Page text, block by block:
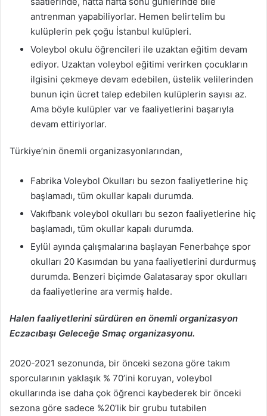
antrenman yapabiliyorlar. Hemen belirtelim bu
kulüplerin pek çoğu İstanbul kulüpleri.
Voleybol okulu öğrencileri ile uzaktan eğitim devam
ediyor. Uzaktan voleybol eğitimi verirken çocukların
ilgisini çekmeye devam edebilen, üstelik velilerinden
bunun için ücret talep edebilen kulüplerin sayısı az.
Ama böyle kulüpler var ve faaliyetlerini başarıyla
devam ettiriyorlar.
Türkiye’nin önemli organizasyonlarından,
Fabrika Voleybol Okulları bu sezon faaliyetlerine hiç
başlamadı, tüm okullar kapalı durumda.
Vakıfbank voleybol okulları bu sezon faaliyetlerine hiç
başlamadı, tüm okullar kapalı durumda.
Eylül ayında çalışmalarına başlayan Fenerbahçe spor
okulları 20 Kasımdan bu yana faaliyetlerini durdurmuş
durumda. Benzeri biçimde Galatasaray spor okulları
da faaliyetlerine ara vermiş halde.
Halen faaliyetlerini sürdüren en önemli organizasyon
Eczacıbaşı Geleceğe Smaç organizasyonu.
2020-2021 sezonunda, bir önceki sezona göre takım
sporcularının yaklaşık % 70’ini koruyan, voleybol
okullarında ise daha çok öğrenci kaybederek bir önceki
sezona göre sadece %20’lik bir grubu tutabilen